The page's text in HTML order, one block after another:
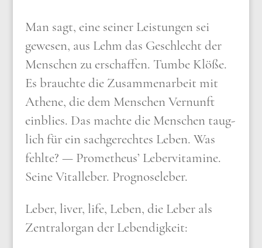
Man sagt, eine sei­ner Lei­stun­gen sei
gewe­sen, aus Lehm das Geschlecht der
Men­schen zu erschaf­fen. Tum­be Klö­ße.
Es brauch­te die Zusam­men­ar­beit mit
Athe­ne, die dem Men­schen Ver­nunft
ein­blies. Das mach­te die Men­schen taug­
lich für ein sach­ge­rech­tes Leben. Was
fehl­te? — Pro­me­theus’ Leber­vit­ami­ne.
Sei­ne Vital­le­ber. Pro­gno­se­le­ber.
Leber, liver, life, Leben, die Leber als
Zen­tral­or­gan der Leben­dig­keit: